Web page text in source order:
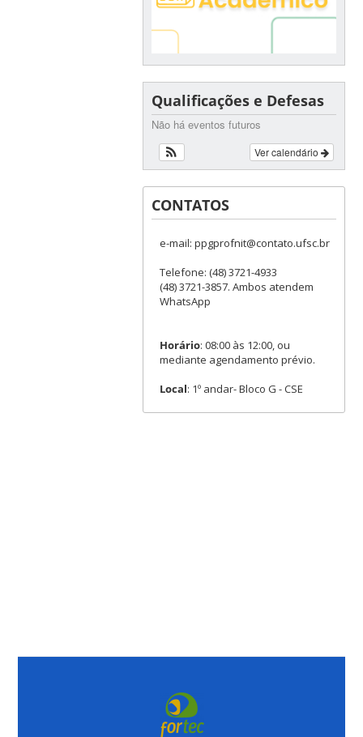
Qualificações e Defesas
Não há eventos futuros
Ver calendário
CONTATOS
e-mail: ppgprofnit@contato.ufsc.br
Telefone: (48) 3721-4933
(48) 3721-3857. Ambos atendem
WhatsApp
Horário: 08:00 às 12:00, ou
mediante agendamento prévio.
Local: 1º andar- Bloco G - CSE